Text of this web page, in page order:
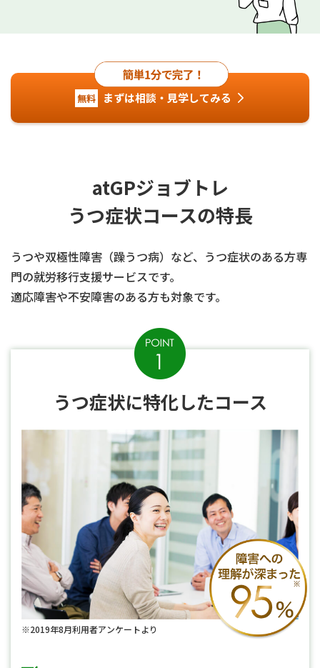
無料 まずは相談・見学してみる
atGPジョブトレ
うつ症状コースの特長
うつや双極性障害（躁うつ病）など、うつ症状のある方専
門の就労移行支援サービスです。
適応障害や不安障害のある方も対象です。
うつ症状に特化したコース
※2019年8月利用者アンケートより